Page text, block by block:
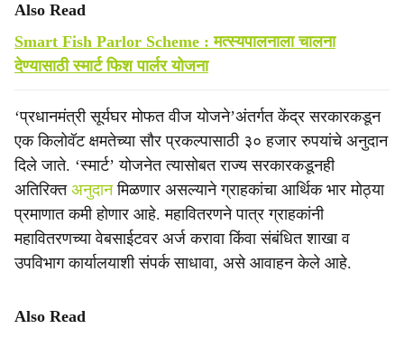
Also Read
Smart Fish Parlor Scheme : मत्स्यपालनाला चालना
देण्यासाठी स्मार्ट फिश पार्लर योजना
‘प्रधानमंत्री सूर्यघर मोफत वीज योजने’अंतर्गत केंद्र सरकारकडून
एक किलोवॅट क्षमतेच्या सौर प्रकल्पासाठी ३० हजार रुपयांचे अनुदान
दिले जाते. ‘स्मार्ट’ योजनेत त्यासोबत राज्य सरकारकडूनही
अतिरिक्त अनुदानमिळणार असल्याने ग्राहकांचा आर्थिक भार मोठ्या
प्रमाणात कमी होणार आहे. महावितरणने पात्र ग्राहकांनी
महावितरणच्या वेबसाईटवर अर्ज करावा किंवा संबंधित शाखा व
उपविभाग कार्यालयाशी संपर्क साधावा, असे आवाहन केले आहे.
Also Read